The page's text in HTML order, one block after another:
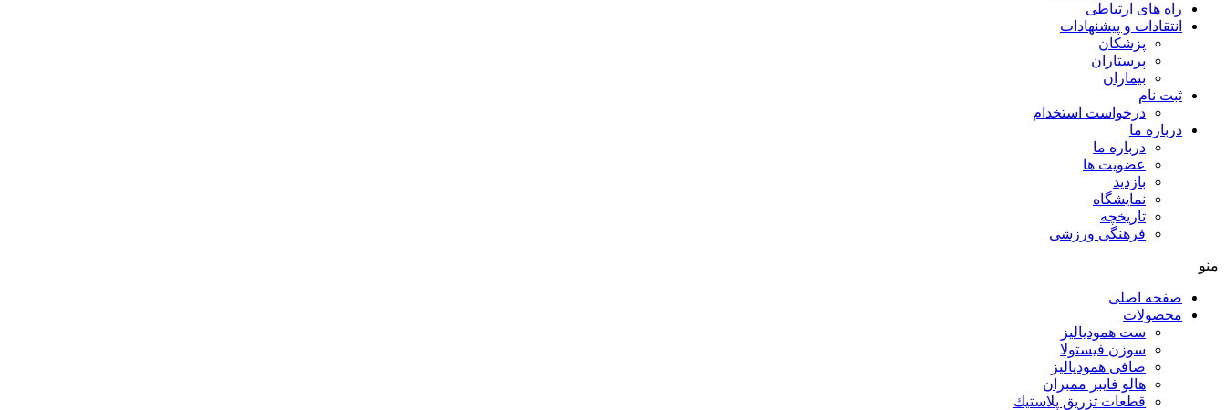
راه های ارتباطی
انتقادات و پيشنهادات
پزشكان
پرستاران
بيماران
ثبت نام
درخواست استخدام
درباره ما
درباره ما
عضویت ها
بازدید
نمایشگاه
تاريخچه
فرهنگی ورزشی
منو
صفحه اصلی
محصولات
ست همودیالیز
سوزن فیستولا
صافی همودیالیز
هالو فایبر ممبران
قطعات تزريق پلاستيك